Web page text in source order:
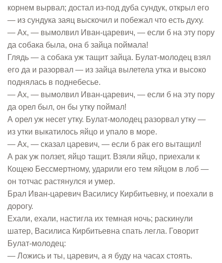
корнем вырвал; достал из-под дуба сундук, открыл его
— из сундука заяц выскочил и побежал что есть духу.
— Ах, — вымолвил Иван-царевич, — если б на эту пору
да собака была, она б зайца поймала!
Глядь — а собака уж тащит зайца. Булат-молодец взял
его да и разорвал — из зайца вылетела утка и высоко
поднялась в поднебесье.
— Ах, — вымолвил Иван-царевич, — если б на эту пору
да орел был, он бы утку поймал!
А орел уж несет утку. Булат-молодец разорвал утку —
из утки выкатилось яйцо и упало в море.
— Ах, — сказал царевич, — если б рак его вытащил!
А рак уж ползет, яйцо тащит. Взяли яйцо, приехали к
Кощею Бессмертному, ударили его тем яйцом в лоб —
он тотчас растянулся и умер.
Брал Иван-царевич Василису Кирбитьевну, и поехали в
дорогу.
Ехали, ехали, настигла их темная ночь; раскинули
шатер, Василиса Кирбитьевна спать легла. Говорит
Булат-молодец:
— Ложись и ты, царевич, а я буду на часах стоять.